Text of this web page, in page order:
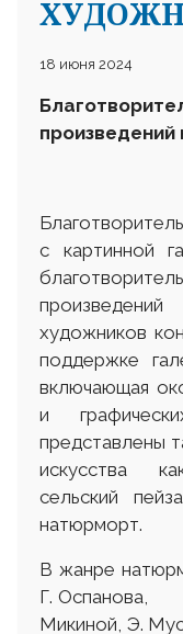
18 июня 2024
произведений
с картинной
произведений
художников
поддержке
включающая
и
представлены
искусства
сельский
натюрморт.
В жанре
Г.
Микиной, Э.